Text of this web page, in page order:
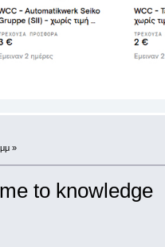
»
to knowledge